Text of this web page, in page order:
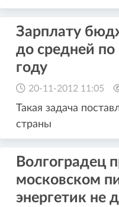
Зарплату
до средней по
году
20-11-2012 11:05
Такая задача
страны
Волгоградец
московском
энергетик не